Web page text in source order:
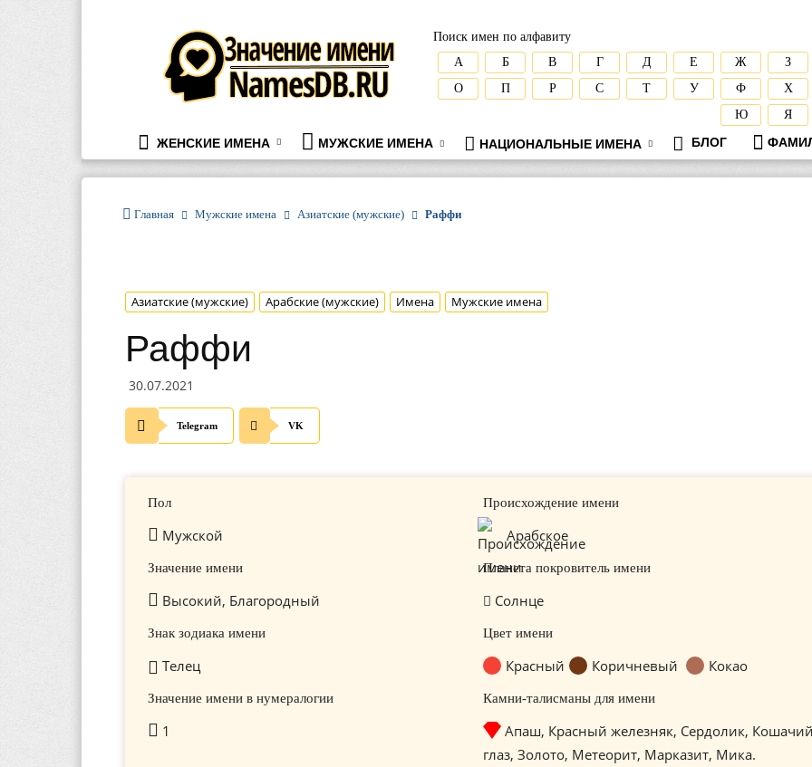
namesdb.ru
Поиск имен по алфавиту
А
Б В Г Д Е Ж
З
О
П Р С Т У Ф
Х
Ю
Я
ЖЕНСКИЕ ИМЕНА МУЖСКИЕ ИМЕНА НАЦИОНАЛЬНЫЕ ИМЕНА БЛОГ
Главная Мужские имена Азиатские (мужские) Раффи
Азиатские (мужские) Арабские (мужские) Имена Мужские имена
Раффи
30.07.2021
Telegram VK
Пол
Мужской
Происхождение имени
Арабское
Значение имени
Высокий, Благородный
Планета покровитель имени
Солнце
Знак зодиака имени
Телец
Цвет имени
Красный Коричневый Кокао
Значение имени в нумералогии
1
Камни-талисманы для имени
Апаш, Красный железняк, Сердолик,
глаз, Золото, Метеорит, Марказит, Мика.